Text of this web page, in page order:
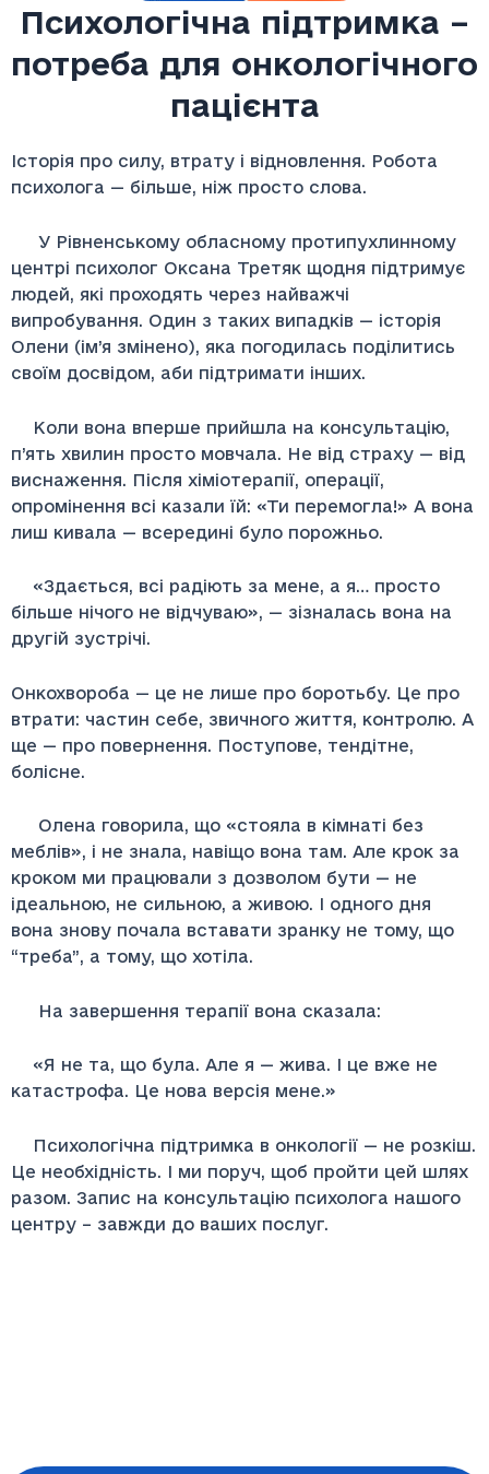
Психологічна підтримка –
потреба для онкологічного
пацієнта
Історія про силу, втрату і відновлення. Робота
психолога — більше, ніж просто слова.
У Рівненському обласному протипухлинному
центрі психолог Оксана Третяк щодня підтримує
людей, які проходять через найважчі
випробування. Один з таких випадків — історія
Олени (ім’я змінено), яка погодилась поділитись
своїм досвідом, аби підтримати інших.
Коли вона вперше прийшла на консультацію,
п’ять хвилин просто мовчала. Не від страху — від
виснаження. Після хіміотерапії, операції,
опромінення всі казали їй: «Ти перемогла!» А вона
лиш кивала — всередині було порожньо.
«Здається, всі радіють за мене, а я… просто
більше нічого не відчуваю», — зізналась вона на
другій зустрічі.
Онкохвороба — це не лише про боротьбу. Це про
втрати: частин себе, звичного життя, контролю. А
ще — про повернення. Поступове, тендітне,
болісне.
Олена говорила, що «стояла в кімнаті без
меблів», і не знала, навіщо вона там. Але крок за
кроком ми працювали з дозволом бути — не
ідеальною, не сильною, а живою. І одного дня
вона знову почала вставати зранку не тому, що
“треба”, а тому, що хотіла.
На завершення терапії вона сказала:
«Я не та, що була. Але я — жива. І це вже не
катастрофа. Це нова версія мене.»
Психологічна підтримка в онкології — не розкіш.
Це необхідність. І ми поруч, щоб пройти цей шлях
разом. Запис на консультацію психолога нашого
центру – завжди до ваших послуг.